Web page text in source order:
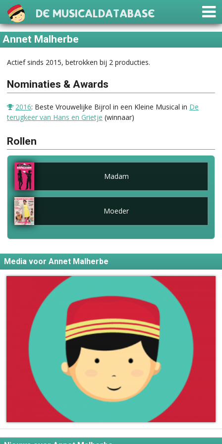
De Musicaldatabase
Annet Malherbe
Actief sinds 2015, betrokken bij 2 producties.
Nominaties & Awards
2016: Beste Vrouwelijke Bijrol in een Kleine Musical in De
terugkeer van Hans en Grietje (winnaar)
Rollen
Madam
Moeder
Media voor Annet Malherbe